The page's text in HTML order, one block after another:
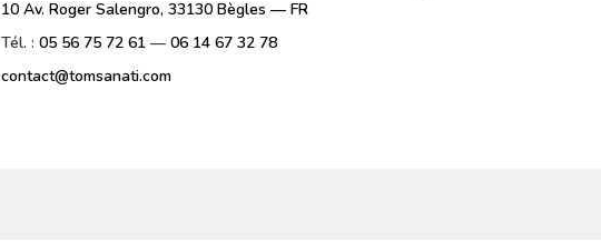
10 Av. Roger Salengro, 33130 Bègles — FR
Tél. : 05 56 75 72 61— 06 14 67 32 78
contact@tomsanati.com